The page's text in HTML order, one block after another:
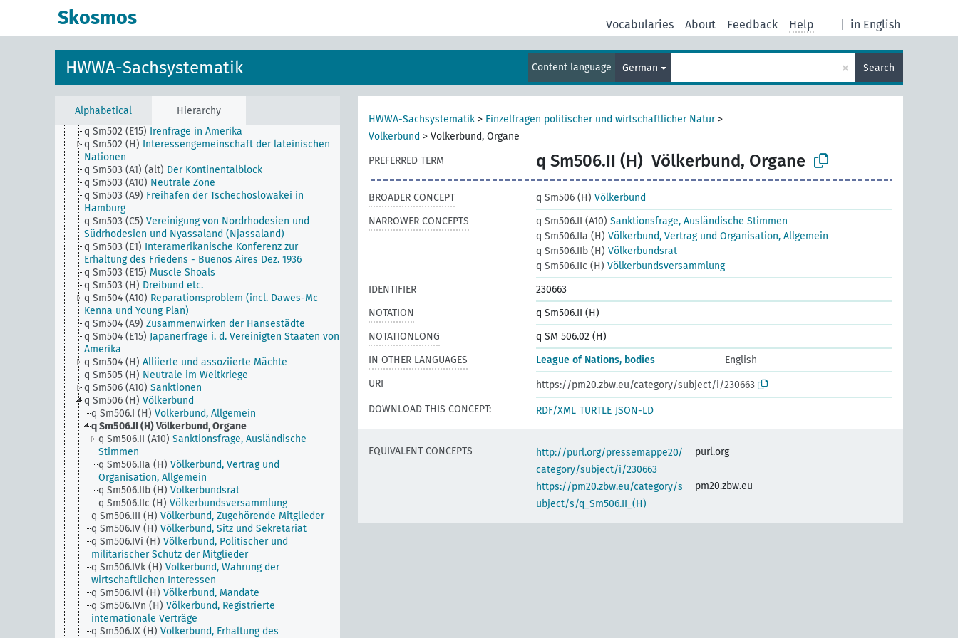
Skosmos in English
Vocabularies About Feedback Help
HWWA-Sachsystematik Content language German × Search
Alphabetical Hierarchy
q Sm502 (A45)
Hamburg)-Frage
Wrangelinselfrage
q Sm502 (C93) (alt)
Gross-Südafrika
q Sm502 (E1)
Panamerikanische Finanzkonferenzen
q Sm502 (E15) Irenfrage in Amerika
q Sm502 (H) Interessengemeinschaft der lateinischen
Nationen
q Sm503 (A1) (alt) Der Kontinentalblock
q Sm503 (A10) Neutrale Zone
q Sm503 (A9) Freihafen der Tschechoslowakei in
Hamburg
q Sm503 (C5) Vereinigung von Nordrhodesien und
Südrhodesien und Nyassaland (Njassaland)
q Sm503 (E1) Interamerikanische Konferenz zur
Erhaltung des Friedens - Buenos Aires Dez. 1936
q Sm503 (E15) Muscle Shoals
q Sm503 (H) Dreibund etc.
q Sm504 (A10) Reparationsproblem (incl. Dawes-Mc
Kenna und Young Plan)
q Sm504 (A9) Zusammenwirken der Hansestädte
q Sm504 (E15) Japanerfrage i. d. Vereinigten Staaten von
Amerika
q Sm504 (H) Alliierte und assoziierte Mächte
q Sm505 (H) Neutrale im Weltkriege
q Sm506 (A10) Sanktionen
q Sm506 (H) Völkerbund
q Sm506.I (H) Völkerbund, Allgemein
q Sm506.II (H)Völkerbund, Organe
q Sm506.II (A10) Sanktionsfrage, Ausländische
Stimmen
q Sm506.IIa (H) Völkerbund, Vertrag und
Organisation, Allgemein
q Sm506.IIb (H) Völkerbundsrat
q Sm506.IIc (H) Völkerbundsversammlung
q Sm506.III (H) Völkerbund, Zugehörende Mitglieder
q Sm506.IV (H) Völkerbund, Sitz und Sekretariat
q Sm506.IVi (H) Völkerbund, Politischer und
militärischer Schutz der Mitglieder
q Sm506.IVk (H) Völkerbund, Wahrung der
wirtschaftlichen Interessen
q Sm506.IVl (H) Völkerbund, Mandate
q Sm506.IVn (H) Völkerbund, Registrierte
internationale Verträge
q Sm506.IX (H) Völkerbund, Erhaltung des
HWWA-Sachsystematik > Einzelfragen politischer und wirtschaftlicher Natur>
Völkerbund > Völkerbund, Organe
PREFERRED TERM
q Sm506.II (H) Völkerbund, Organe
BROADER CONCEPT q Sm506 (H) Völkerbund
NARROWER CONCEPTS
q Sm506.II (A10) Sanktionsfrage, Ausländische Stimmen
q Sm506.IIa (H) Völkerbund, Vertrag und Organisation, Allgemein
q Sm506.IIb (H) Völkerbundsrat
q Sm506.IIc (H) Völkerbundsversammlung
IDENTIFIER
230663
NOTATION
q Sm506.II (H)
NOTATIONLONG
q SM 506.02 (H)
IN OTHER LANGUAGES
League of Nations, bodies
English
URI
https://pm20.zbw.eu/category/subject/i/230663
DOWNLOAD THIS CONCEPT:
RDF/XML TURTLE JSON-LD
EQUIVALENT CONCEPTS
http://purl.org/pressemappe20/
category/subject/i/230663
purl.org
https://pm20.zbw.eu/category/s
ubject/s/q_Sm506.II_(H)
pm20.zbw.eu